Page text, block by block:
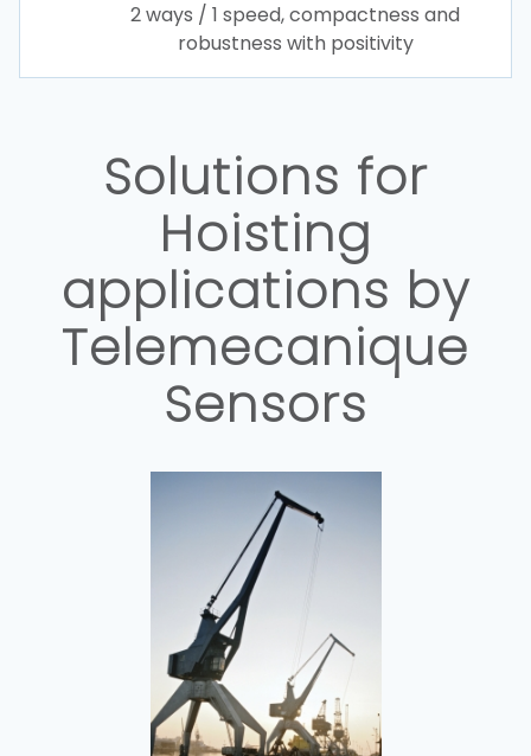
2 ways / 1 speed, compactness and
robustness with positivity
Solutions for
Hoisting
applications by
Telemecanique
Sensors